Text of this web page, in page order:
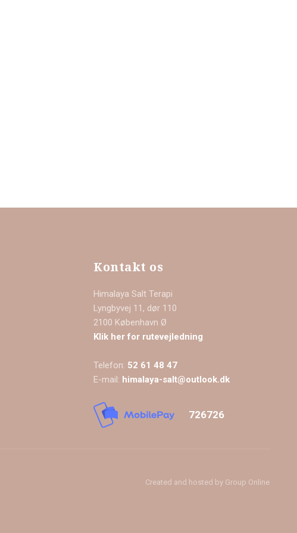
Kontakt os
Himalaya Salt Terapi
Lyngbyvej 11, dør 110
​2100 København Ø
Klik her for rutevejledning
Telefon: 52 61 48 47
E-mail: himalaya-salt@outlook.dk
726726​
Created and hosted by Group Online